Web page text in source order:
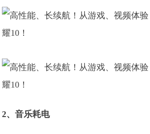
2、音乐耗电